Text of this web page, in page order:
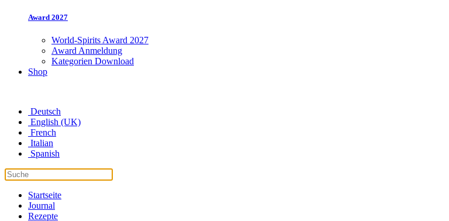
Award 2027
World-Spirits Award 2027
Award Anmeldung
Kategorien Download
Shop
Deutsch
English (UK)
French
Italian
Spanish
Startseite
Journal
Rezepte